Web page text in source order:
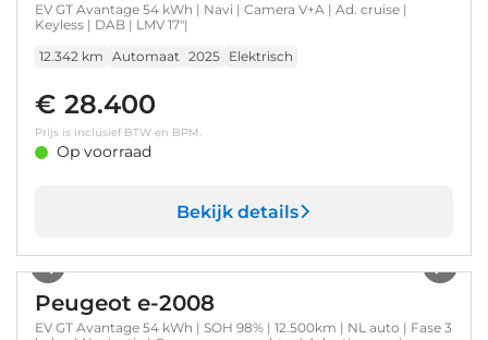
EV GT Avantage 54 kWh | Navi | Camera V+A | Ad. cruise |
Keyless | DAB | LMV 17"|
12.342 km Automaat 2025 Elektrisch
€ 28.400
Prijs is inclusief BTW en BPM.
Op voorraad
Bekijk details
Peugeot e-2008
EV GT Avantage 54 kWh | SOH 98% | 12.500km | NL auto | Fase 3